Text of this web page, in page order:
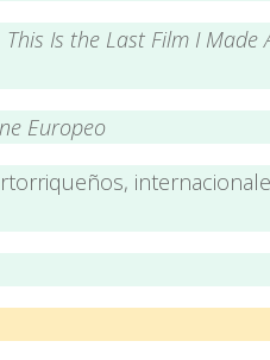
This Is the Last Film I Made
Europeo